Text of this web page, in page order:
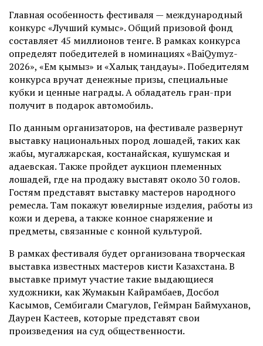
Главная особенность фестиваля — международный
конкурс «Лучший кумыс». Общий призовой фонд
составляет 45 миллионов тенге. В рамках конкурса
определят победителей в номинациях «BaiQymyz-
2026», «Ем қымыз» и «Халық таңдауы». Победителям
конкурса вручат денежные призы, специальные
кубки и ценные награды. А обладатель гран-при
получит в подарок автомобиль.
По данным организаторов, на фестивале развернут
выставку национальных пород лошадей, таких как
жабы, мугалжарская, костанайская, кушумская и
адаевская. Также пройдет аукцион племенных
лошадей, где на продажу выставят около 30 голов.
Гостям представят выставку мастеров народного
ремесла. Там покажут ювелирные изделия, работы из
кожи и дерева, а также конное снаряжение и
предметы, связанные с конной культурой.
В рамках фестиваля будет организована творческая
выставка известных мастеров кисти Казахстана. В
выставке примут участие такие выдающиеся
художники, как Жумакын Кайрамбаев, Досбол
Касымов, Сембигали Смагулов, Геймран Баймуханов,
Даурен Кастеев, которые представят свои
произведения на суд общественности.